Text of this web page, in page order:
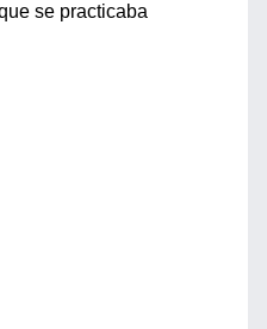
se practicaba